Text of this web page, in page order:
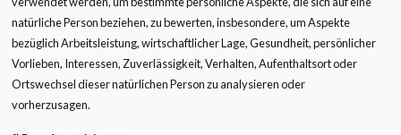
natürliche Person beziehen, zu bewerten, insbesondere, um Aspekte
bezüglich Arbeitsleistung, wirtschaftlicher Lage, Gesundheit, persönlicher
Vorlieben, Interessen, Zuverlässigkeit, Verhalten, Aufenthaltsort oder
Ortswechsel dieser natürlichen Person zu analysieren oder
vorherzusagen.